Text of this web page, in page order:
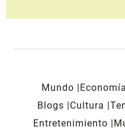
Mundo Economía
Blogs
Cultura
Entretenimiento